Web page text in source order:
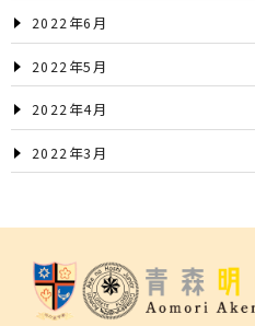
2022年6月
2022年5月
2022年4月
2022年3月